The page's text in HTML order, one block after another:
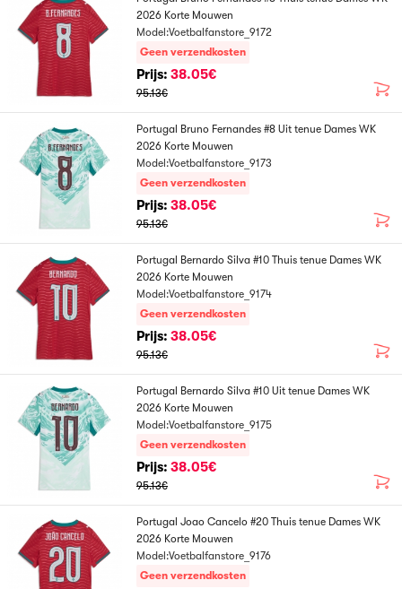
2026 Korte Mouwen
Model:Voetbalfanstore_9172
Geen verzendkosten
Prijs: 38.05€
95.13€
Portugal Bruno Fernandes #8 Uit tenue Dames WK
2026 Korte Mouwen
Model:Voetbalfanstore_9173
Geen verzendkosten
Prijs: 38.05€
95.13€
Portugal Bernardo Silva #10 Thuis tenue Dames WK
2026 Korte Mouwen
Model:Voetbalfanstore_9174
Geen verzendkosten
Prijs: 38.05€
95.13€
Portugal Bernardo Silva #10 Uit tenue Dames WK
2026 Korte Mouwen
Model:Voetbalfanstore_9175
Geen verzendkosten
Prijs: 38.05€
95.13€
Portugal Joao Cancelo #20 Thuis tenue Dames WK
2026 Korte Mouwen
Model:Voetbalfanstore_9176
Geen verzendkosten